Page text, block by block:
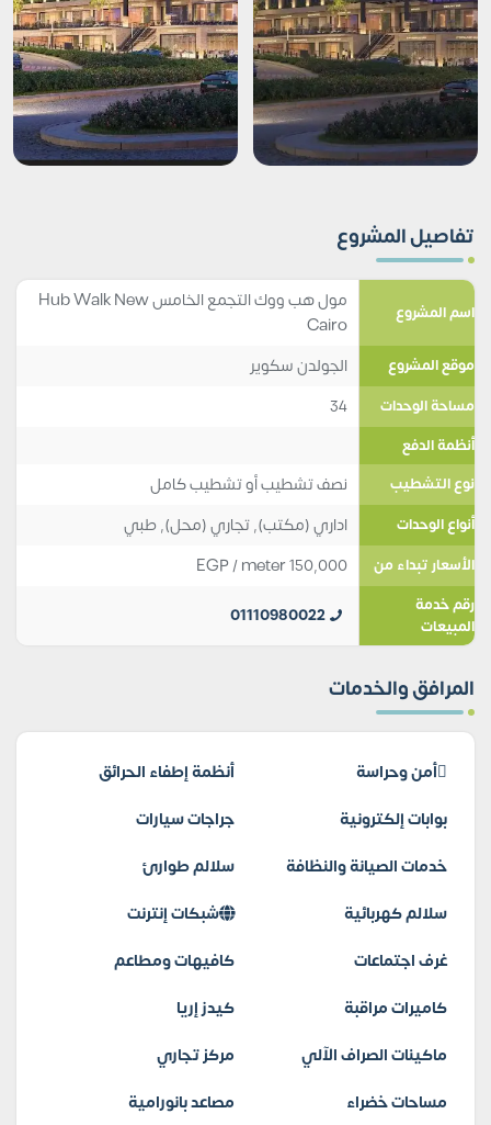
تفاصيل المشروع
اسم المشروع
مول هب ووك التجمع الخامس Hub Walk New
Cairo
موقع المشروع الجولدن سكوير
مساحة الوحدات 34
أنظمة الدفع
نوع التشطيب
نصف تشطيب أو تشطيب كامل
أنواع الوحدات اداري (مكتب),تجاري (محل),طبي
الأسعار تبداء من 150,000
EGP/ meter
رقم خدمة
المبيعات
01110980022
المرافق والخدمات
أمن وحراسة
أنظمة إطفاء الحرائق
بوابات إلكترونية
جراجات سيارات
خدمات الصيانة والنظافة
سلالم طوارئ
سلالم كهربائية
شبكات إنترنت
غرف اجتماعات
كافيهات ومطاعم
كاميرات مراقبة
كيدز إريا
ماكينات الصراف الآلي
مركز تجاري
مساحات خضراء
مصاعد بانورامية